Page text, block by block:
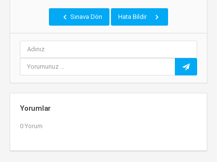
Sınava Dön Hata Bildir
Yorumlar
0 Yorum